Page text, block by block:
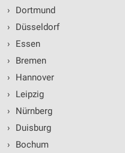
›
Dortmund
›
Düsseldorf
›
Essen
›
Bremen
›
Hannover
›
Leipzig
›
Nürnberg
›
Duisburg
›
Bochum